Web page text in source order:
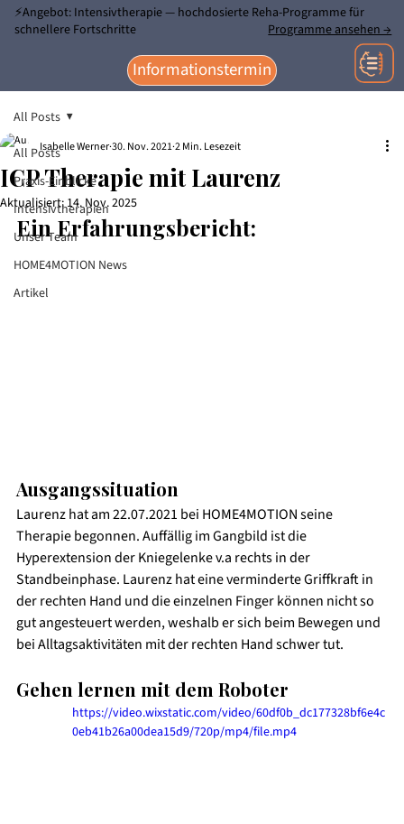
Informationstermin
⚡Angebot: Intensivtherapie — hochdosierte Reha-Programme für
schnellere Fortschritte
Programme ansehen →
All Posts
Praxis-Einblicke
Intensivtherapien
Unser Team
HOME4MOTION News
Artikel
All Posts
ICP Therapie mit Laurenz
Isabelle Werner30. Nov. 20212 Min. Lesezeit
Aktualisiert:14. Nov. 2025
Ein Erfahrungsbericht:
Ausgangssituation
Laurenz hat am 22.07.2021 bei HOME4MOTION seine
Therapie begonnen. Auffällig im Gangbild ist die
Hyperextension der Kniegelenke v.a rechts in der
Standbeinphase. Laurenz hat eine verminderte Griffkraft in
der rechten Hand und die einzelnen Finger können nicht so
gut angesteuert werden, weshalb er sich beim Bewegen und
bei Alltagsaktivitäten mit der rechten Hand schwer tut.
Gehen lernen mit dem Roboter
https://video.wixstatic.com/video/60df0b_dc177328bf6e4c
0eb41b26a00dea15d9/720p/mp4/file.mp4